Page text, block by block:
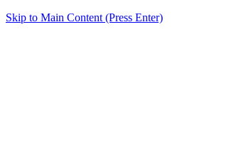
Skip to Main Content (Press Enter)